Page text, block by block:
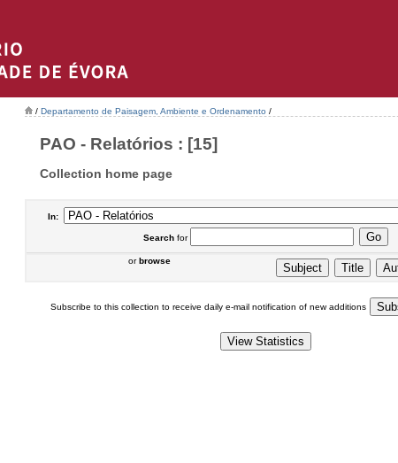
/ Departamento de Paisagem, Ambiente e Ordenamento /
PAO - Relatórios : [15]
Collection home page
In:
Searchfor
orbrowse
Subscribe to this collection to receive daily e-mail notification of new additions